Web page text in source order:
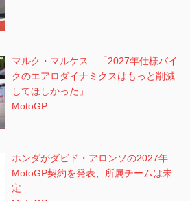
マルク・マルケス 「2027年仕様バイ
クのエアロダイナミクスはもっと削減
してほしかった」
MotoGP
ホンダがダビド・アロンソの2027年
MotoGP契約を発表、所属チームは未
定